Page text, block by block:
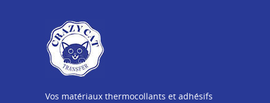
Vos matériaux thermocollants et adhésifs